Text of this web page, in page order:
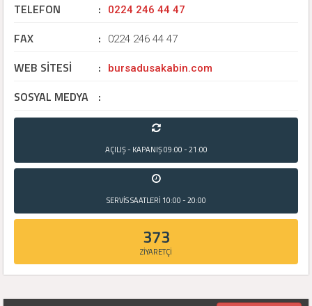
TELEFON : 0224 246 44 47
FAX : 0224 246 44 47
WEB SİTESİ : bursadusakabin.com
SOSYAL MEDYA :
AÇILIŞ - KAPANIŞ09:00 - 21:00
SERVİS SAATLERİ 10:00 - 20:00
373
ZİYARETÇİ